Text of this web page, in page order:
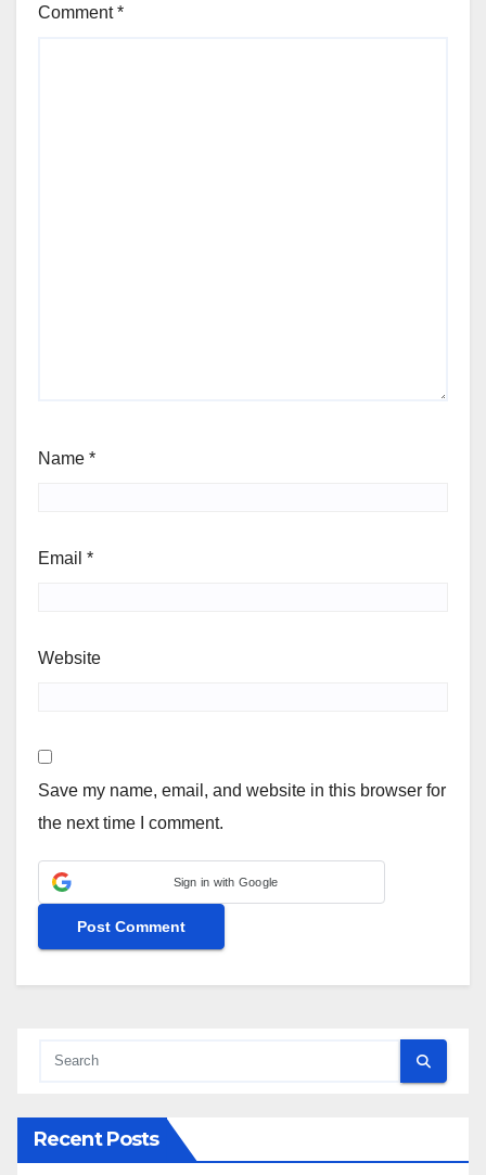
Comment*
Name *
Email *
Website
Save my name, email, and website in this browser for
the next time I comment.
Sign in with Google
Recent Posts